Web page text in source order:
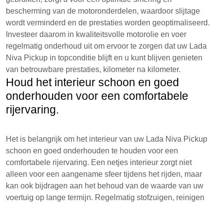
bescherming van de motoronderdelen, waardoor slijtage
wordt verminderd en de prestaties worden geoptimaliseerd.
Investeer daarom in kwaliteitsvolle motorolie en voer
regelmatig onderhoud uit om ervoor te zorgen dat uw Lada
Niva Pickup in topconditie blijft en u kunt blijven genieten
van betrouwbare prestaties, kilometer na kilometer.
Houd het interieur schoon en goed
onderhouden voor een comfortabele
rijervaring.
Het is belangrijk om het interieur van uw Lada Niva Pickup
schoon en goed onderhouden te houden voor een
comfortabele rijervaring. Een netjes interieur zorgt niet
alleen voor een aangename sfeer tijdens het rijden, maar
kan ook bijdragen aan het behoud van de waarde van uw
voertuig op lange termijn. Regelmatig stofzuigen, reinigen